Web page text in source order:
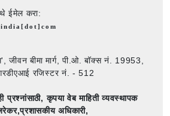
ईमेल करा:
जीवन बीमा मार्ग, पी.ओ. बॉक्स नं. 19953,
रजिस्टर नं. - 512
प्रश्नांसाठी, कृपया वेब माहिती व्यवस्थापक
अधिकारी,